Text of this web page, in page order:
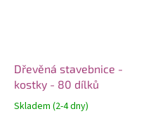
Dřevěná stavebnice -
kostky - 80 dílků
Skladem (2-4 dny)